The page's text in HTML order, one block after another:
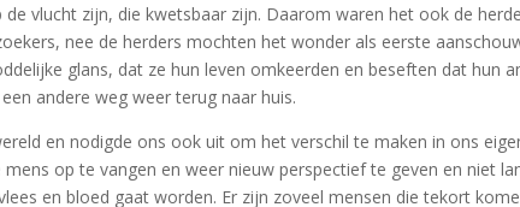
vlucht zijn, die kwetsbaar zijn. Daarom waren het ook de
nee de herders mochten het wonder als eerste
glans, dat ze hun leven omkeerden en beseften dat hun
andere weg weer terug naar huis.
en nodigde ons ook uit om het verschil te maken in ons
op te vangen en weer nieuw perspectief te geven en niet
en bloed gaat worden. Er zijn zoveel mensen die tekort